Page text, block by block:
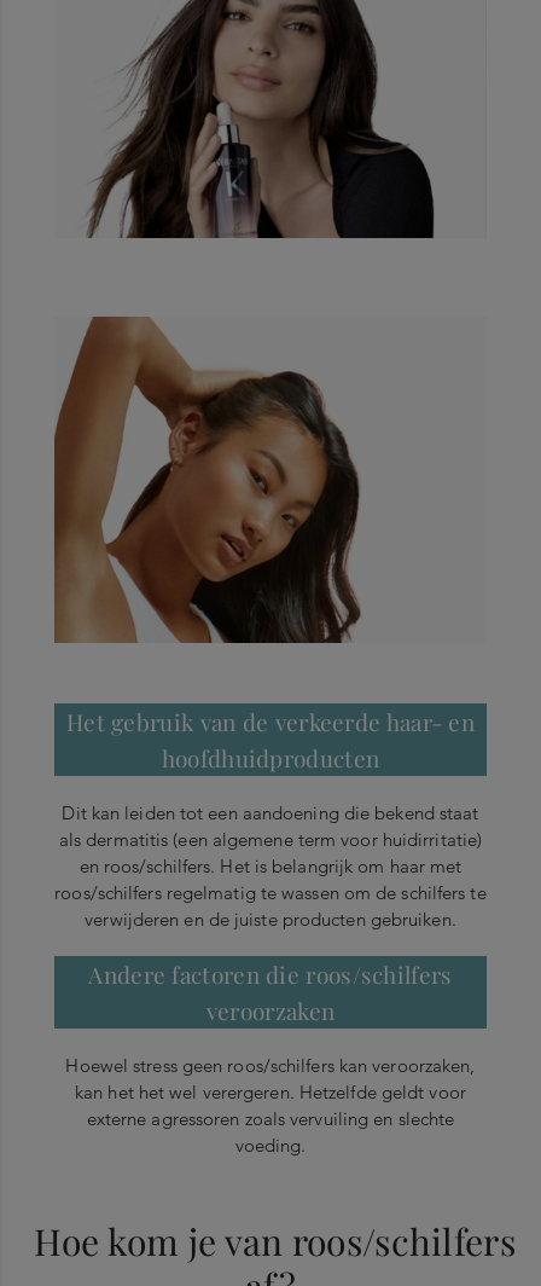
Het gebruik van de verkeerde haar- en
hoofdhuidproducten
Dit kan leiden tot een aandoening die bekend staat
als dermatitis (een algemene term voor huidirritatie)
en roos/schilfers. Het is belangrijk om haar met
roos/schilfers regelmatig te wassen om de schilfers te
verwijderen en de juiste producten gebruiken.
Andere factoren die roos/schilfers
veroorzaken
Hoewel stress geen roos/schilfers kan veroorzaken,
kan het het wel verergeren. Hetzelfde geldt voor
externe agressoren zoals vervuiling en slechte
voeding.
Hoe kom je van roos/schilfers